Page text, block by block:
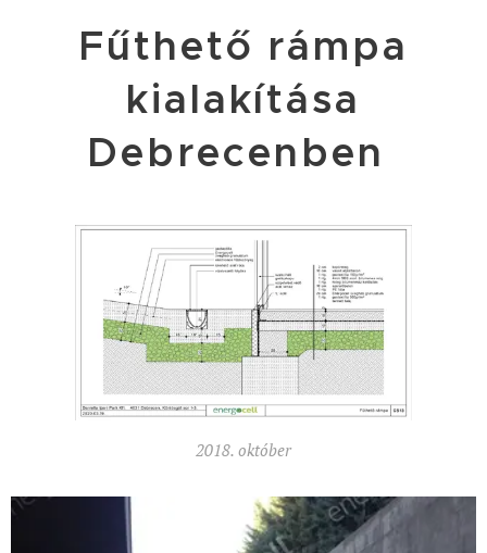
Fűthető rámpa
kialakítása
Debrecenben
2018. október